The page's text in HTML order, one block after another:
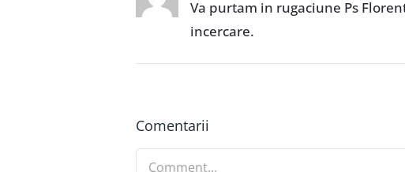
Va purtam in rugaciune Ps
incercare.
Comentarii
Comment